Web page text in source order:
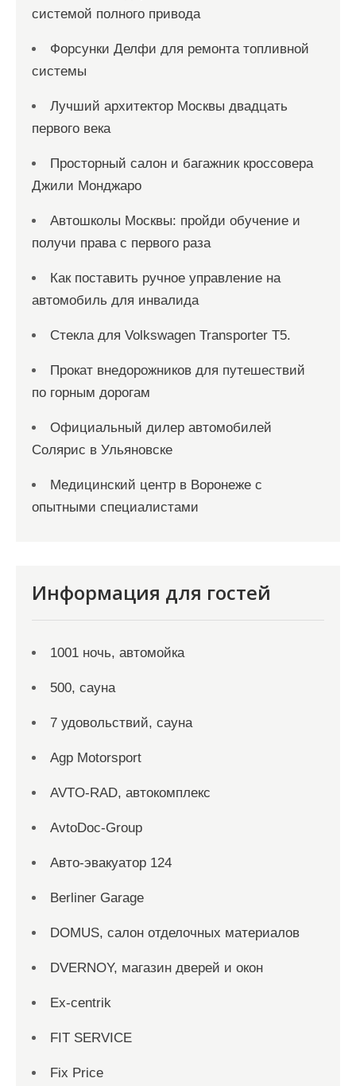
системой полного привода
Форсунки Делфи для ремонта топливной
системы
Лучший архитектор Москвы двадцать
первого века
Просторный салон и багажник кроссовера
Джили Монджаро
Автошколы Москвы: пройди обучение и
получи права с первого раза
Как поставить ручное управление на
автомобиль для инвалида
Стекла для Volkswagen Transporter T5.
Прокат внедорожников для путешествий
по горным дорогам
Официальный дилер автомобилей
Солярис в Ульяновске
Медицинский центр в Воронеже с
опытными специалистами
Информация для гостей
1001 ночь, автомойка
500, сауна
7 удовольствий, сауна
Agp Motorsport
AVTO-RAD, автокомплекс
AvtoDoc-Group
Aвто-эвакуатор 124
Berliner Garage
DOMUS, салон отделочных материалов
DVERNOY, магазин дверей и окон
Ex-centrik
FIT SERVICE
Fix Price